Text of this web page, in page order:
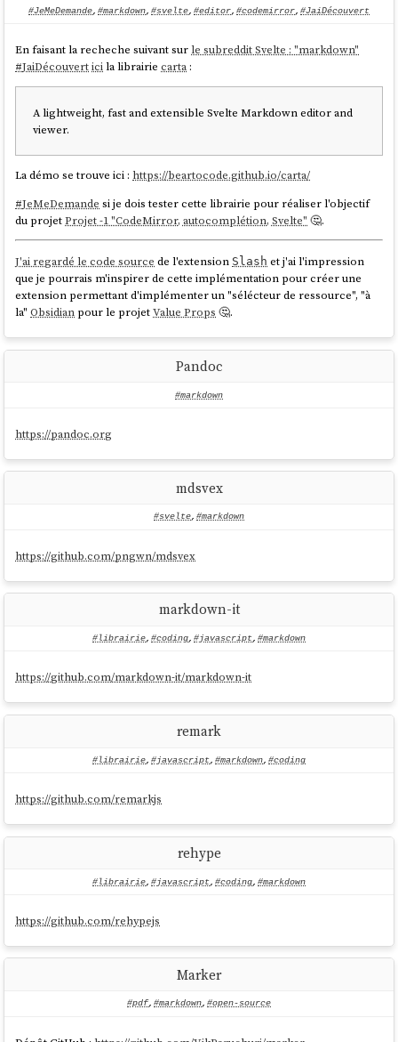
JeMeDemandesiremarkoumarkdown-itserait mieux adapté pour
#JaiDécouvert (ou plutôt redécouvert)https://github.com/unifiedjs.
#JeMeDemandesi je peux utiliser le moteur de templateEJSpour
parseret render le template présent dans le markdown pour ensuite
lancer le rendu markdown.
objectif et est codé en
#JeMeDemande, #markdown, #svelte, #editor, #codemirror, #JaiDécouvert
En faisant la recheche suivant sur le subreddit Svelte : "markdown"
#JaiDécouvert icila librairiecarta :
A lightweight, fast and extensible Svelte Markdown editor and
viewer.
La démo se trouve ici : https://beartocode.github.io/carta/
#JeMeDemande si je dois tester cette librairie pour réaliser l'objectif
du projetProjet -1 "CodeMirror, autocomplétion, Svelte" 🤔.
J'ai regardé le code source de l'extension Slash et j'ai l'impression
que je pourrais m'inspirer de cette implémentation pour créer une
extension permettant d'implémenter un "sélécteur de ressource", "à
la"Obsidian pour le projetValue Props 🤔.
Pandoc
#markdown
https://pandoc.org
mdsvex
#svelte, #markdown
https://github.com/pngwn/mdsvex
markdown-it
#librairie, #coding, #javascript, #markdown
https://github.com/markdown-it/markdown-it
remark
#librairie, #javascript, #markdown, #coding
https://github.com/remarkjs
rehype
#librairie, #javascript, #coding, #markdown
https://github.com/rehypejs
Marker
#pdf, #markdown, #open-source